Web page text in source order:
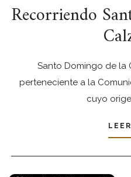
Recorriendo
Santo Domingo de la
perteneciente a la
cuyo